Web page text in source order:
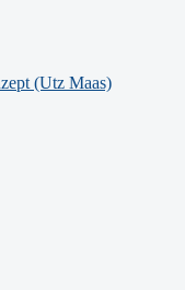
(Utz Maas)